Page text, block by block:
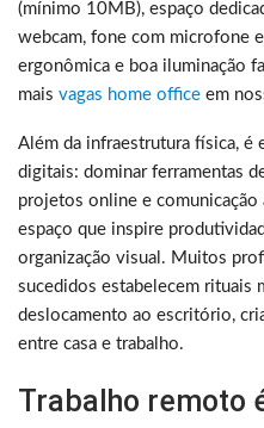
(mínimo 10MB), espaço
webcam, fone com microfone
ergonômica e boa iluminação
mais vagas home office em
Além da infraestrutura física, é
digitais: dominar ferramentas
projetos online e comunicação
espaço que inspire
organização visual. Muitos
sucedidos estabelecem rituais
deslocamento ao escritório,
entre casa e trabalho.
Trabalho remoto